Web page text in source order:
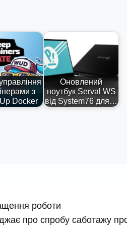
з
Docker
Оновлений
ноутбук Serval WS
від System76 для…
роботи
про спробу саботажу